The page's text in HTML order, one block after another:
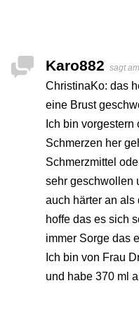
Karo882 sagt am
ChristinaKo: das
eine Brust
Ich bin
Schmerzen her
Schmerzmittel
sehr geschwollen
auch härter an als
hoffe das es sich
immer Sorge das
Ich bin von Frau
und habe 370 ml